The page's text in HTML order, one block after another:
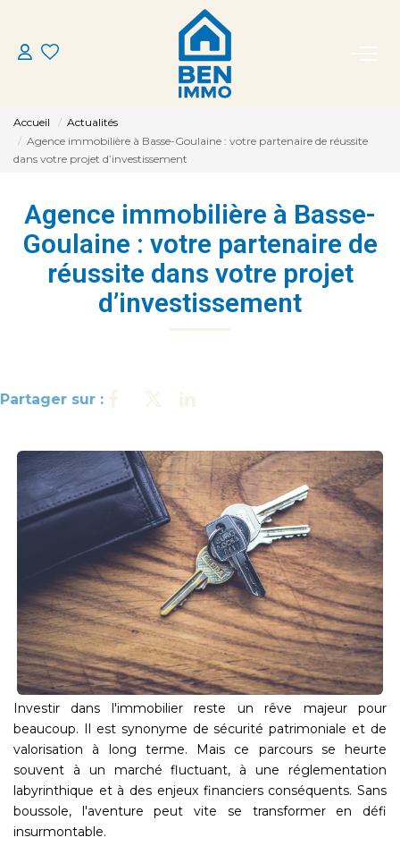
ACHETER
LOUER
MON AGENCE
CONTACT
Accueil
Actualités
Agence immobilière à Basse-Goulaine : votre partenaire de réussite
dans votre projet d’investissement
Agence immobilière à Basse-
Goulaine : votre partenaire de
réussite dans votre projet
d’investissement
Partager sur :
Investir dans l'immobilier reste un rêve majeur pour
beaucoup. Il est synonyme de sécurité patrimoniale et de
valorisation à long terme. Mais ce parcours se heurte
souvent à un marché fluctuant, à une réglementation
labyrinthique et à des enjeux financiers conséquents. Sans
boussole, l'aventure peut vite se transformer en défi
insurmontable.